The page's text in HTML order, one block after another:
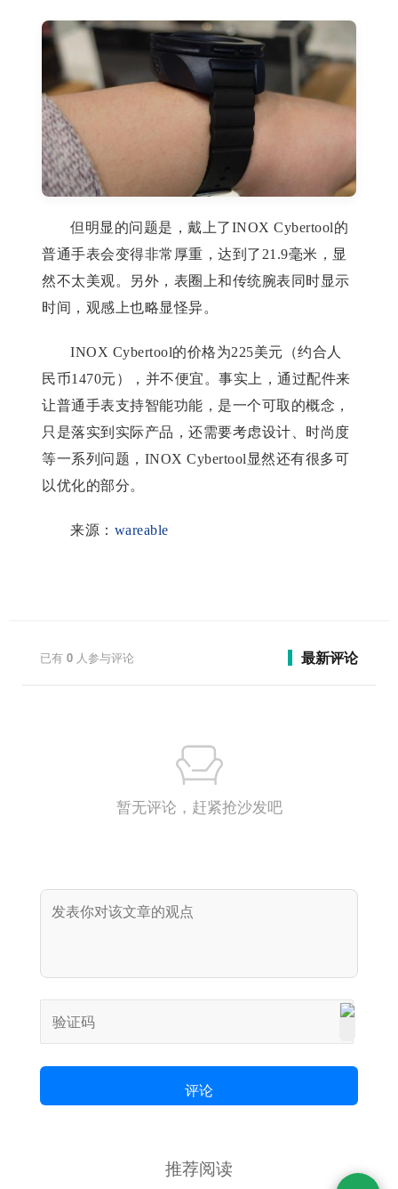
但明显的问题是，戴上了INOX Cybertool的
普通手表会变得非常厚重，达到了21.9毫米，显
然不太美观。另外，表圈上和传统腕表同时显示
时间，观感上也略显怪异。
INOX Cybertool的价格为225美元（约合人
民币1470元），并不便宜。事实上，通过配件来
让普通手表支持智能功能，是一个可取的概念，
只是落实到实际产品，还需要考虑设计、时尚度
等一系列问题，INOX Cybertool显然还有很多可
以优化的部分。
来源： wareable
已有 0人参与评论 最新评论
暂无评论，赶紧抢沙发吧
评论
推荐阅读